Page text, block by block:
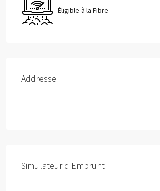
Éligible à la Fibre
Addresse
Simulateur d'Emprunt